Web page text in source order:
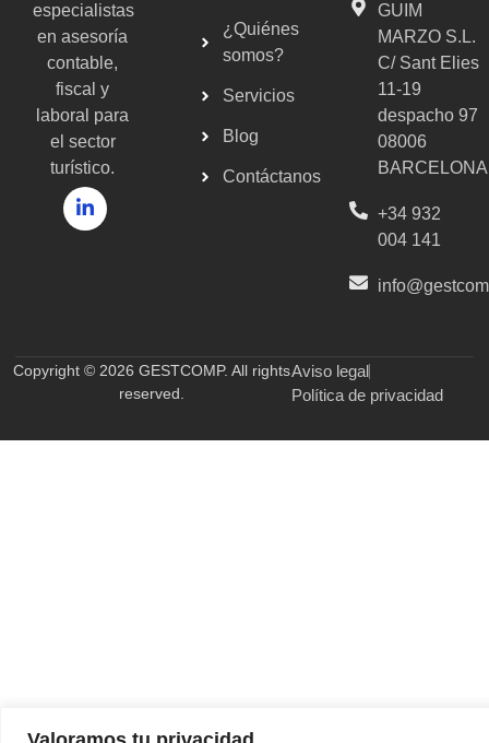
especialistas
en asesoría
contable,
fiscal y
laboral para
el sector
turístico.
¿Quiénes
somos?
Servicios
Blog
Contáctanos
GUIM
MARZO S.L.
C/ Sant Elies
11-19
despacho 97
08006
BARCELONA
+34 932
004 141
Copyright © 2026 GESTCOMP. All rights
reserved.
Aviso legal
Política de privacidad